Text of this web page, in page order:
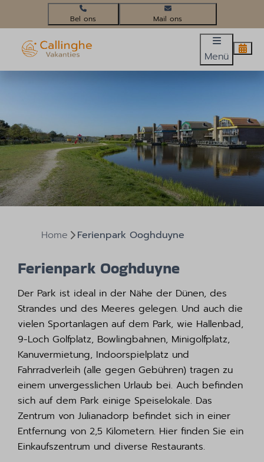
+31(0)224 58 3452 info@callinghevakanties.nl
Menü
Home Ferienpark Ooghduyne
Ferienpark Ooghduyne
Der Park ist ideal in der Nähe der Dünen, des
Strandes und des Meeres gelegen. Und auch die
vielen Sportanlagen auf dem Park, wie Hallenbad,
9-Loch Golfplatz, Bowlingbahnen, Minigolfplatz,
Kanuvermietung, Indoorspielplatz und
Fahrradverleih (alle gegen Gebühren) tragen zu
einem unvergesslichen Urlaub bei. Auch befinden
sich auf dem Park einige Speiselokale. Das
Zentrum von Julianadorp befindet sich in einer
Entfernung von 2,5 Kilometern. Hier finden Sie ein
Einkaufszentrum und diverse Restaurants.